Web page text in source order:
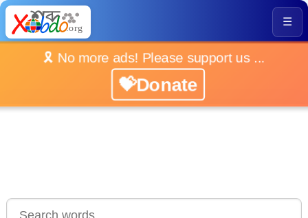
☰
🎗️ No more ads! Please support us ...
💝Donate